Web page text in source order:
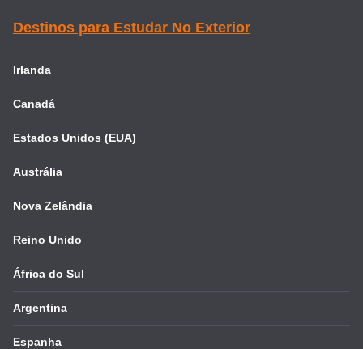
Destinos para Estudar No Exterior
Irlanda
Canadá
Estados Unidos (EUA)
Austrália
Nova Zelândia
Reino Unido
África do Sul
Argentina
Espanha